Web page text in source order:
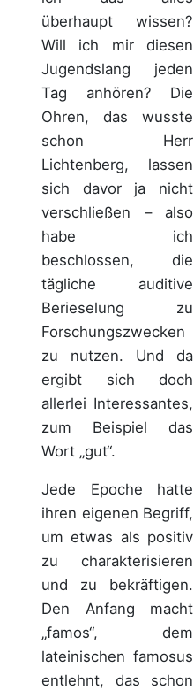
überhaupt wissen?
Will ich mir diesen
Jugendslang jeden
Tag anhören? Die
Ohren, das wusste
schon Herr
Lichtenberg, lassen
sich davor ja nicht
verschließen – also
habe ich
beschlossen, die
tägliche auditive
Berieselung zu
Forschungszwecken
zu nutzen. Und da
ergibt sich doch
allerlei Interessantes,
zum Beispiel das
Wort „gut“.
Jede Epoche hatte
ihren eigenen Begriff,
um etwas als positiv
zu charakterisieren
und zu bekräftigen.
Den Anfang macht
„famos“, dem
lateinischen famosus
entlehnt, das schon